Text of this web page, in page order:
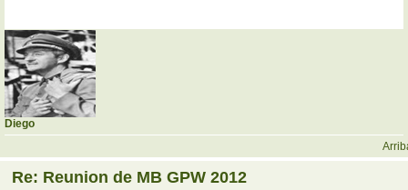
Diego
Re: Reunion de MB GPW 2012